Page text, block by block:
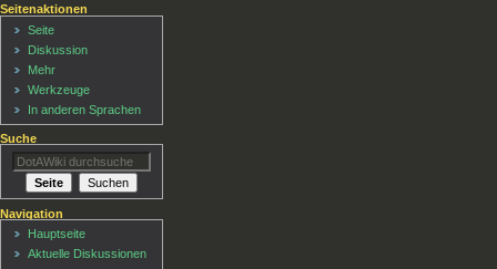
Seitenaktionen
Seite
Diskussion
Mehr
Werkzeuge
In anderen Sprachen
Suche
Navigation
Hauptseite
Aktuelle Diskussionen